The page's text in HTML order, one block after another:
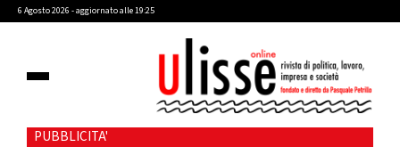
6 Agosto 2026 - aggiornato alle 19:25
PUBBLICITA'